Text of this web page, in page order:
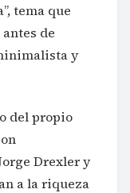
tema que
de
y
del propio
Drexler y
a la riqueza